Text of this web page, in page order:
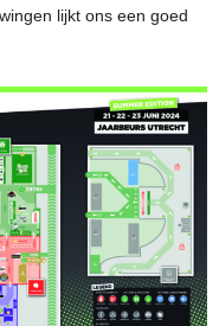
lijkt ons een goed